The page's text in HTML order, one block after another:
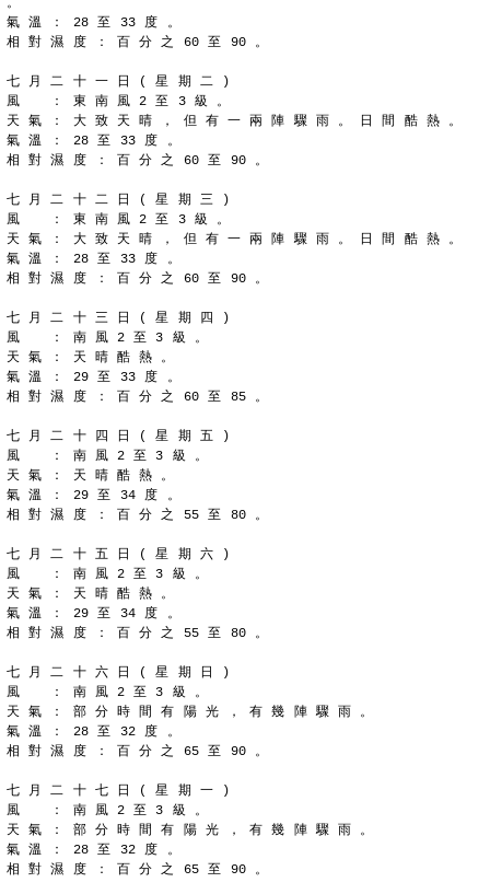
。
氣 溫 ： 28 至 33 度 。
相 對 濕 度 ： 百 分 之 60 至 90 。
七 月 二 十 一 日 ( 星 期 二 )
風 　 ： 東 南 風 2 至 3 級 。
天 氣 ： 大 致 天 晴 ， 但 有 一 兩 陣 驟 雨 。 日 間 酷 熱 。
氣 溫 ： 28 至 33 度 。
相 對 濕 度 ： 百 分 之 60 至 90 。
七 月 二 十 二 日 ( 星 期 三 )
風 　 ： 東 南 風 2 至 3 級 。
天 氣 ： 大 致 天 晴 ， 但 有 一 兩 陣 驟 雨 。 日 間 酷 熱 。
氣 溫 ： 28 至 33 度 。
相 對 濕 度 ： 百 分 之 60 至 90 。
七 月 二 十 三 日 ( 星 期 四 )
風 　 ： 南 風 2 至 3 級 。
天 氣 ： 天 晴 酷 熱 。
氣 溫 ： 29 至 33 度 。
相 對 濕 度 ： 百 分 之 60 至 85 。
七 月 二 十 四 日 ( 星 期 五 )
風 　 ： 南 風 2 至 3 級 。
天 氣 ： 天 晴 酷 熱 。
氣 溫 ： 29 至 34 度 。
相 對 濕 度 ： 百 分 之 55 至 80 。
七 月 二 十 五 日 ( 星 期 六 )
風 　 ： 南 風 2 至 3 級 。
天 氣 ： 天 晴 酷 熱 。
氣 溫 ： 29 至 34 度 。
相 對 濕 度 ： 百 分 之 55 至 80 。
七 月 二 十 六 日 ( 星 期 日 )
風 　 ： 南 風 2 至 3 級 。
天 氣 ： 部 分 時 間 有 陽 光 ， 有 幾 陣 驟 雨 。
氣 溫 ： 28 至 32 度 。
相 對 濕 度 ： 百 分 之 65 至 90 。
七 月 二 十 七 日 ( 星 期 一 )
風 　 ： 南 風 2 至 3 級 。
天 氣 ： 部 分 時 間 有 陽 光 ， 有 幾 陣 驟 雨 。
氣 溫 ： 28 至 32 度 。
相 對 濕 度 ： 百 分 之 65 至 90 。